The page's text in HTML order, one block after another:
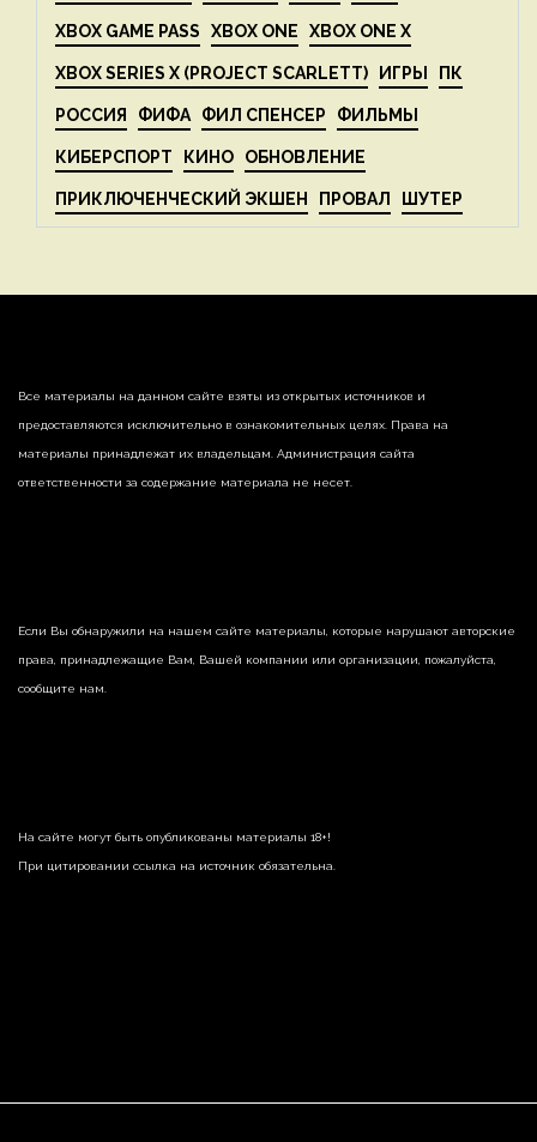
XBOX GAME PASS XBOX ONE XBOX ONE X
XBOX SERIES X (PROJECT SCARLETT) ИГРЫ ПК
РОССИЯ ФИФА ФИЛ СПЕНСЕР ФИЛЬМЫ
КИБЕРСПОРТ КИНО ОБНОВЛЕНИЕ
ПРИКЛЮЧЕНЧЕСКИЙ ЭКШЕН ПРОВАЛ ШУТЕР
Все материалы на данном сайте взяты из открытых источников и
предоставляются исключительно в ознакомительных целях. Права на
материалы принадлежат их владельцам. Администрация сайта
ответственности за содержание материала не несет.
Если Вы обнаружили на нашем сайте материалы, которые нарушают авторские
права, принадлежащие Вам, Вашей компании или организации, пожалуйста,
сообщите нам.
На сайте могут быть опубликованы материалы 18+!
При цитировании ссылка на источник обязательна.